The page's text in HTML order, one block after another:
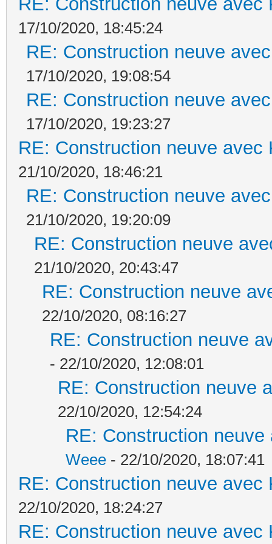
17/10/2020, 18:45:24
RE: Construction neuve
17/10/2020, 19:08:54
RE: Construction neuve
17/10/2020, 19:23:27
RE: Construction neuve avec
21/10/2020, 18:46:21
RE: Construction neuve
21/10/2020, 19:20:09
RE: Construction neuve
21/10/2020, 20:43:47
RE: Construction neuve
22/10/2020, 08:16:27
RE: Construction neuve
- 22/10/2020, 12:08:01
RE: Construction neuve
22/10/2020, 12:54:24
RE: Construction
Weee - 22/10/2020, 18:07:41
RE: Construction neuve avec
22/10/2020, 18:24:27
RE: Construction neuve avec